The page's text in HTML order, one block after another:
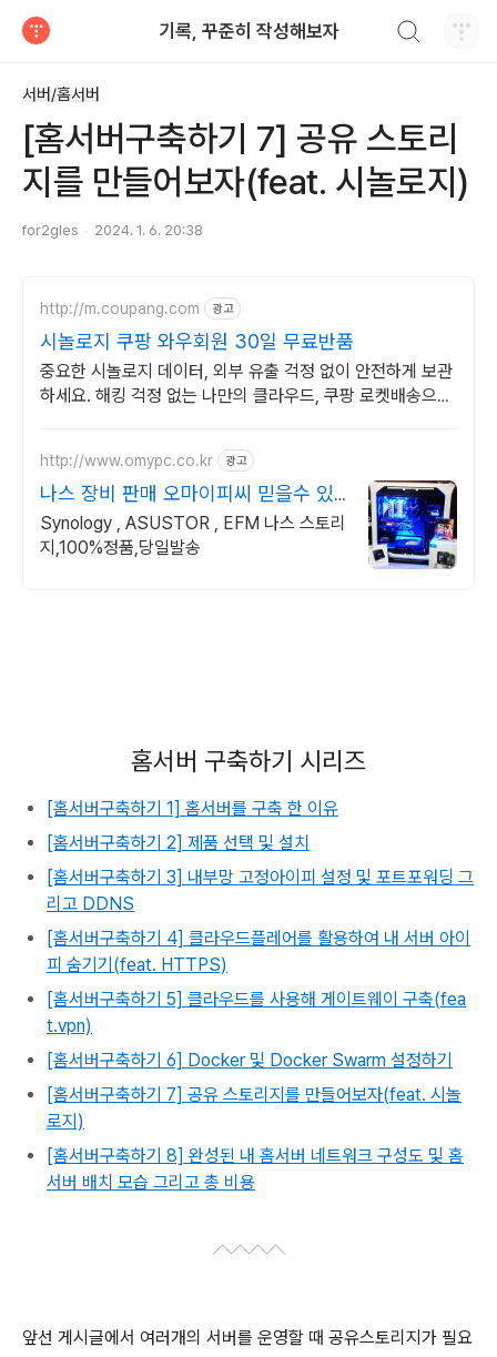
기록, 꾸준히 작성해보자
서버/홈서버
[홈서버구축하기 7] 공유 스토리
지를 만들어보자(feat. 시놀로지)
for2gles 2024. 1. 6. 20:38
http://m.coupang.com 광고
시놀로지 쿠팡 와우회원 30일 무료반품
중요한 시놀로지 데이터, 외부 유출 걱정 없이 안전하게 보관
하세요. 해킹 걱정 없는 나만의 클라우드, 쿠팡 로켓배송으로
http://www.omypc.co.kr 광고
나스 장비 판매 오마이피씨 믿을수 있
는 24년차 쇼핑몰
Synology , ASUSTOR , EFM 나스 스토리
지,100%정품,당일발송
홈서버 구축하기 시리즈
[홈서버구축하기 1] 홈서버를 구축 한 이유
[홈서버구축하기 2] 제품 선택 및 설치
[홈서버구축하기 3] 내부망 고정아이피 설정 및 포트포워딩 그
리고 DDNS
[홈서버구축하기 4] 클라우드플레어를 활용하여 내 서버 아이
피 숨기기(feat. HTTPS)
[홈서버구축하기 5] 클라우드를 사용해 게이트웨이 구축(fea
t.vpn)
[홈서버구축하기 6] Docker 및 Docker Swarm 설정하기
[홈서버구축하기 7] 공유 스토리지를 만들어보자(feat. 시놀
로지)
[홈서버구축하기 8] 완성된 내 홈서버 네트워크 구성도 및 홈
서버 배치 모습 그리고 총 비용
앞선 게시글에서 여러개의 서버를 운영할 때 공유스토리지가 필요